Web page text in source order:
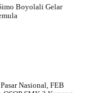
Boyolali Gelar
Nasional, FEB